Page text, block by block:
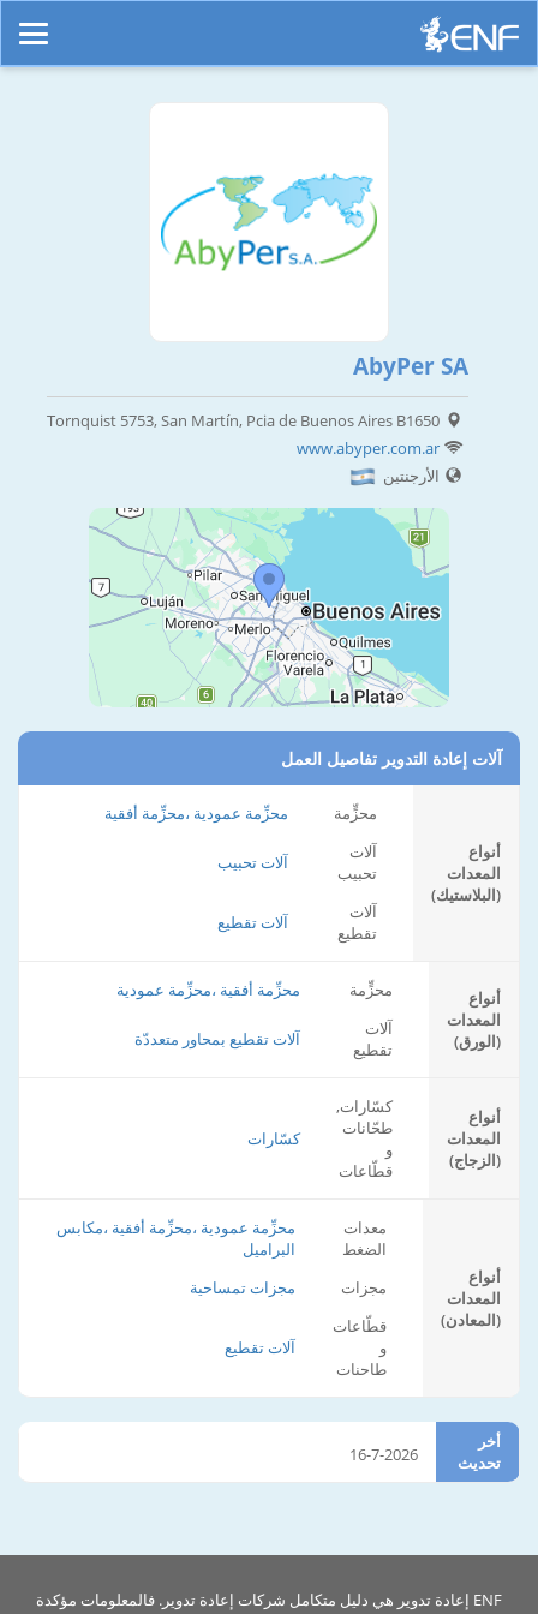
AbyPer SA
Tornquist 5753, San Martín, Pcia de Buenos Aires B1650
www.abyper.com.ar
الأرجنتين
آلات إعادة التدوير تفاصيل العمل
أنواع
المعدات
(البلاستيك)
محزٍّمة
محزِّمة عمودية ،محزِّمة أفقية
آلات
تحبيب
آلات تحبيب
آلات
تقطيع
آلات تقطيع
أنواع
المعدات
(الورق)
محزٍّمة
محزِّمة أفقية ،محزِّمة عمودية
آلات
تقطيع
آلات تقطيع بمحاور متعددّة
أنواع
المعدات
(الزجاج)
كسّارات,
طحّانات
و
قطّاعات
كسّارات
أنواع
المعدات
(المعادن)
معدات
الضغط
محزِّمة عمودية ،محزِّمة أفقية ،مكابس
البراميل
مجزات
مجزات تمساحية
قطّاعات
و
طاحنات
آلات تقطيع
أخر
تحديث
16-7-2026
ENF إعادة تدوير هي دليل متكامل شركات إعادة تدوير. فالمعلومات مؤكدة